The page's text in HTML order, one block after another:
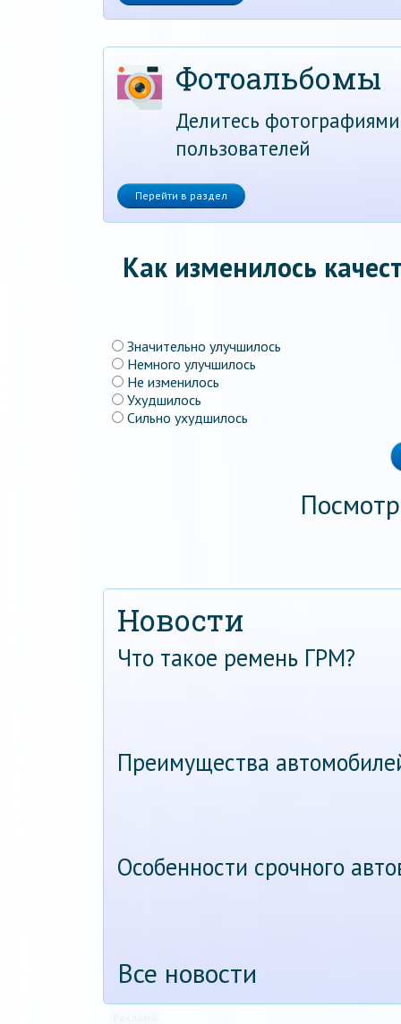
Фотоальбомы
Делитесь
пользователей
Перейти в раздел
Как изменилось
Значительно улучшилось
Немного улучшилось
Не изменилось
Ухудшилось
Сильно ухудшилось
Новости
Что такое ремень ГРМ?
Преимущества
Особенности срочного
Все новости